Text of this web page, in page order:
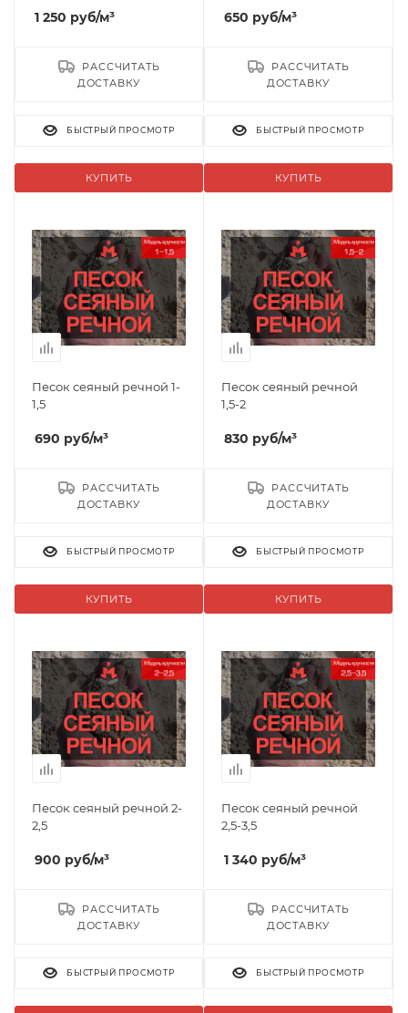
1 250 руб/м³
КУПИТЬ
РАССЧИТАТЬ
ДОСТАВКУ
БЫСТРЫЙ ПРОСМОТР
650 руб/м³
КУПИТЬ
РАССЧИТАТЬ
ДОСТАВКУ
БЫСТРЫЙ ПРОСМОТР
Песок сеяный речной 1-
1,5
690 руб/м³
КУПИТЬ
РАССЧИТАТЬ
ДОСТАВКУ
БЫСТРЫЙ ПРОСМОТР
Песок сеяный речной
1,5-2
830 руб/м³
КУПИТЬ
РАССЧИТАТЬ
ДОСТАВКУ
БЫСТРЫЙ ПРОСМОТР
Песок сеяный речной 2-
2,5
900 руб/м³
РАССЧИТАТЬ
ДОСТАВКУ
БЫСТРЫЙ ПРОСМОТР
Песок сеяный речной
2,5-3,5
1 340 руб/м³
РАССЧИТАТЬ
ДОСТАВКУ
БЫСТРЫЙ ПРОСМОТР